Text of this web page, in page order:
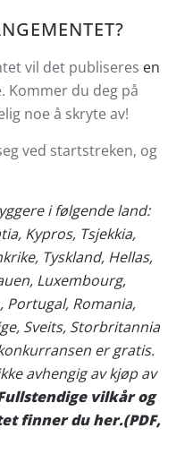
vil det publiseres en
Kommer du deg på
noe å skryte av!
ved startstreken, og
i følgende land:
Kypros, Tsjekkia,
Tyskland, Hellas,
Luxembourg,
Portugal, Romania,
Sveits, Storbritannia
er gratis.
avhengig av kjøp av
vilkår og
finner du her.(PDF,